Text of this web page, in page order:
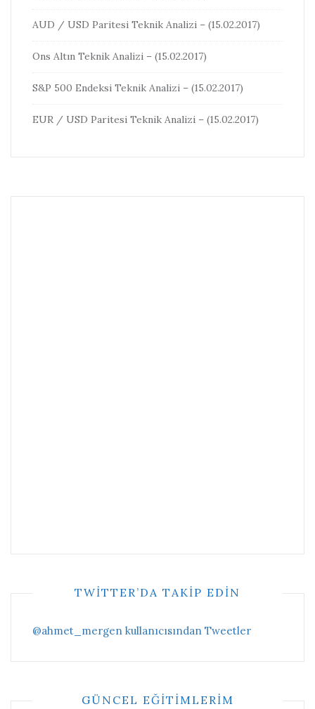
AUD / USD Paritesi Teknik Analizi – (15.02.2017)
Ons Altın Teknik Analizi – (15.02.2017)
S&P 500 Endeksi Teknik Analizi – (15.02.2017)
EUR / USD Paritesi Teknik Analizi – (15.02.2017)
TWITTER’DA TAKIP EDIN
@ahmet_mergen kullanıcısından Tweetler
GÜNCEL EĞITIMLERIM